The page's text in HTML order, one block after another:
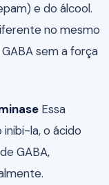
e do álcool.
no mesmo
sem a força
Essa
inibi-la, o ácido
GABA,